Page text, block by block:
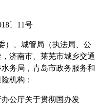
〕11号
）、城管局（执法局、公
济南市、莱芜市城乡交通
务局，青岛市政务服务和
机构：
公厅关于贯彻国办发